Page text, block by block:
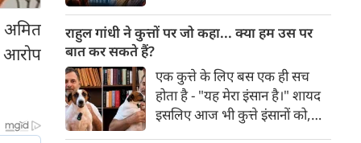
अमित
भारत में रहेंगे। ‘ट्रांसफॉर्म रूरल
अनुसार भारत विकसित देशों के
विपरीत समृद्ध बनने से पहले ही वृद्ध
होती आबादी वाले देश की श्रेणी में
पहुंच रहा है।
राहुल गांधी ने कुत्तों पर जो कहा... क्या हम उस पर
बात कर सकते हैं?
एक कुत्ते के लिए बस एक ही सच
होता है - "यह मेरा इंसान है।" शायद
इसलिए आज भी कुत्ते इंसानों को,